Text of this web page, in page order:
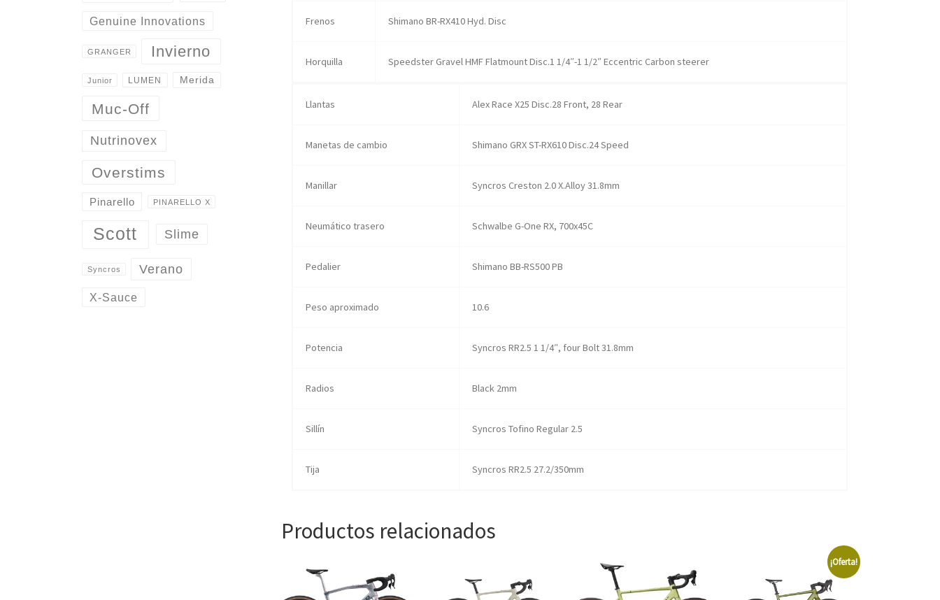
Frenos Shimano BR-RX410 Hyd. Disc
Horquilla Speedster Gravel HMF Flatmount Disc.1 1/4″-1 1/2″ Eccentric Carbon steerer
Llantas Alex Race X25 Disc.28 Front, 28 Rear
Manetas de cambio Shimano GRX ST-RX610 Disc.24 Speed
Manillar Syncros Creston 2.0 X.Alloy 31.8mm
Neumático trasero Schwalbe G-One RX, 700x45C
Pedalier Shimano BB-RS500 PB
Peso aproximado 10.6
Potencia Syncros RR2.5 1 1/4″, four Bolt 31.8mm
Radios Black 2mm
Sillín Syncros Tofino Regular 2.5
Tija Syncros RR2.5 27.2/350mm
Productos relacionados
¡Oferta!
Genuine Innovations
GRANGER Invierno
Junior LUMEN Merida
Muc-Off
Nutrinovex
Overstims
Pinarello PINARELLO X
Scott Slime
Syncros Verano
X-Sauce